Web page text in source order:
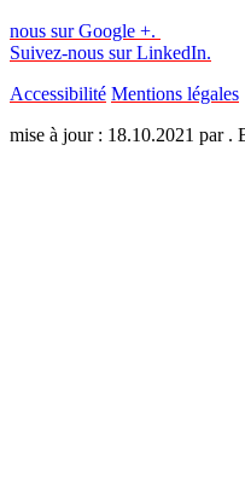
nous sur Google +.
Suivez-nous sur LinkedIn.
Accessibilité Mentions légales
mise à jour : 18.10.2021 par